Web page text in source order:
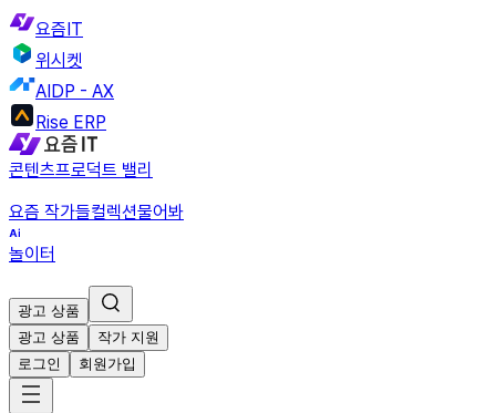
요즘IT
위시켓
AIDP - AX
Rise ERP
콘텐츠프로덕트 밸리
요즘 작가들컬렉션물어봐
놀이터
광고 상품
광고 상품
작가 지원
로그인
회원가입